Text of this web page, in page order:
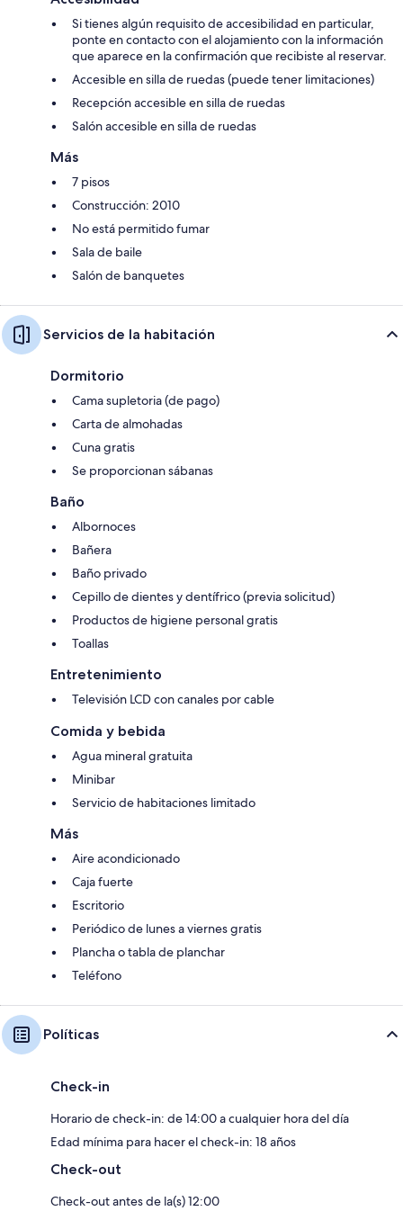
Si tienes algún requisito de accesibilidad en particular,
ponte en contacto con el alojamiento con la información
que aparece en la confirmación que recibiste al reservar.
Accesible en silla de ruedas (puede tener limitaciones)
Recepción accesible en silla de ruedas
Salón accesible en silla de ruedas
Más
7 pisos
Construcción: 2010
No está permitido fumar
Sala de baile
Salón de banquetes
Servicios de la habitación
Dormitorio
Cama supletoria (de pago)
Carta de almohadas
Cuna gratis
Se proporcionan sábanas
Baño
Albornoces
Bañera
Baño privado
Cepillo de dientes y dentífrico (previa solicitud)
Productos de higiene personal gratis
Toallas
Entretenimiento
Televisión LCD con canales por cable
Comida y bebida
Agua mineral gratuita
Minibar
Servicio de habitaciones limitado
Más
Aire acondicionado
Caja fuerte
Escritorio
Periódico de lunes a viernes gratis
Plancha o tabla de planchar
Teléfono
Políticas
Check-in
Horario de check-in: de 14:00 a cualquier hora del día
Edad mínima para hacer el check-in: 18 años
Check-out
Check-out antes de la(s) 12:00